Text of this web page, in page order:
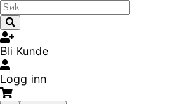
Bli Kunde
Logg inn